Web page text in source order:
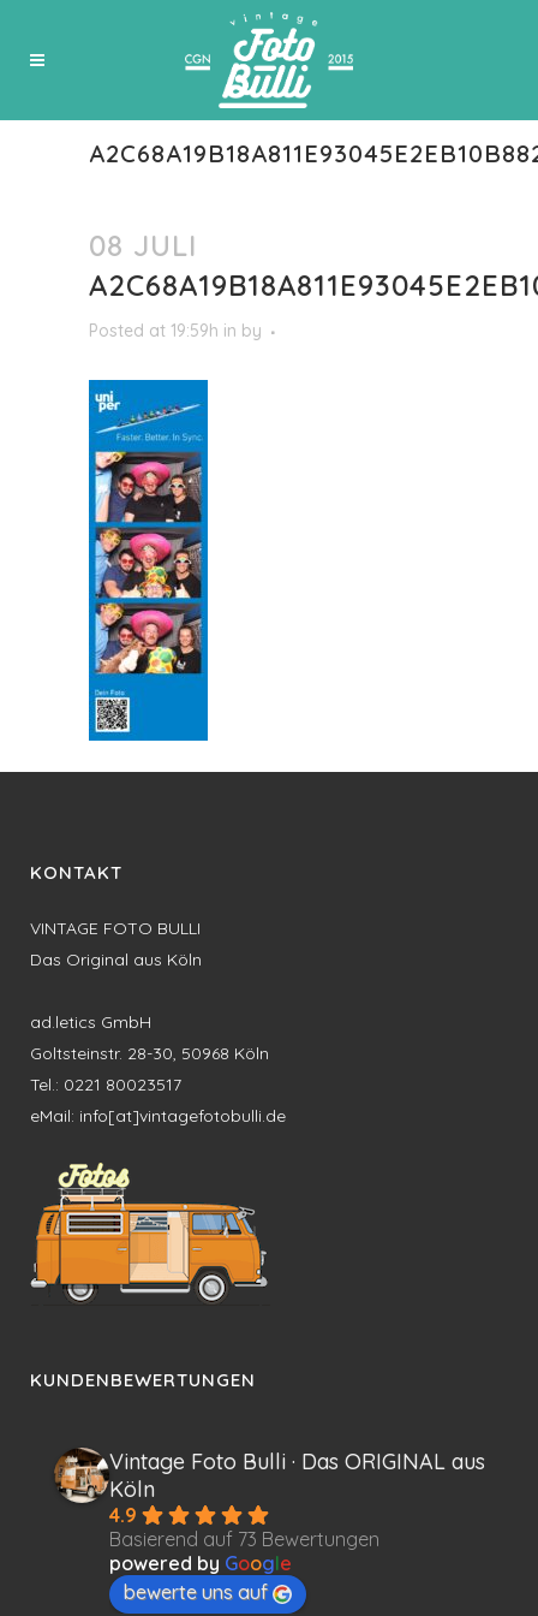
08 JULI
Posted at 19:59h in by
KONTAKT
VINTAGE FOTO BULLI
Das Original aus Köln
ad.letics GmbH
Goltsteinstr. 28-30, 50968 Köln
Tel.: 0221 80023517
eMail: info[at]vintagefotobulli.de
KUNDENBEWERTUNGEN
Vintage Foto Bulli · Das ORIGINAL aus
Köln
4.9
Basierend auf 73 Bewertungen
powered by Google
bewerte uns auf